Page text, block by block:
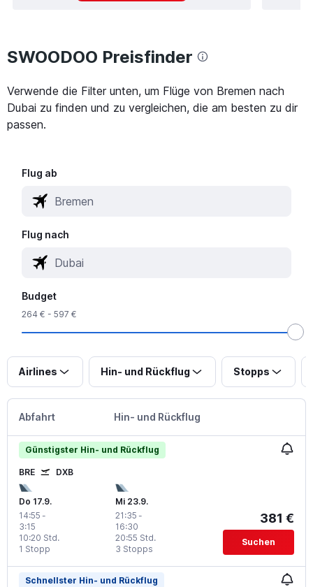
SWOODOO Preisfinder
Verwende die Filter unten, um Flüge von Bremen nach
Dubai zu finden und zu vergleichen, die am besten zu dir
passen.
Flug ab
Flug nach
Budget
264 € - 597 €
Airlines Hin- und Rückflug Stopps
Abfahrt Hin- und Rückflug
Günstigster Hin- und Rückflug
BRE DXB
Do 17.9.
14:55 -
3:15
1 Stopp
10:20 Std.
Mi 23.9.
21:35 -
16:30
3 Stopps
20:55 Std.
381 €
Suchen
Schnellster Hin- und Rückflug